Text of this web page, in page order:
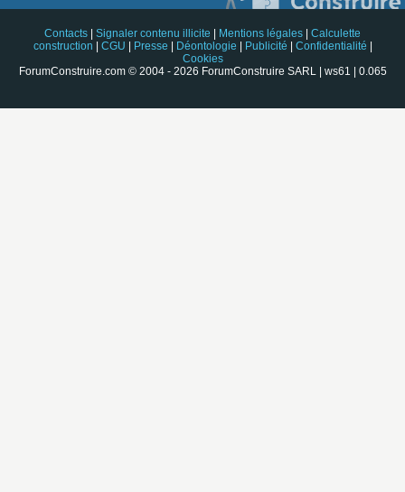
Contacts Signaler contenu illicite Mentions légales
Calculette
construction
CGU Presse Déontologie Publicité Confidentialité
Cookies
ForumConstruire.com © 2004 - 2026 ForumConstruire SARL | ws61 | 0.065